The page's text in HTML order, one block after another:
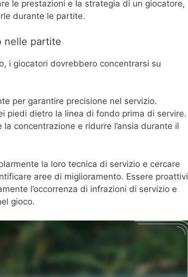
le prestazioni e la strategia di un giocatore,
durante le partite.
nelle partite
i giocatori dovrebbero concentrarsi su
per garantire precisione nel servizio.
piedi dietro la linea di fondo prima di servire.
concentrazione e ridurre l’ansia durante il
la loro tecnica di servizio e cercare
aree di miglioramento. Essere proattivi
l’occorrenza di infrazioni di servizio e
gioco.